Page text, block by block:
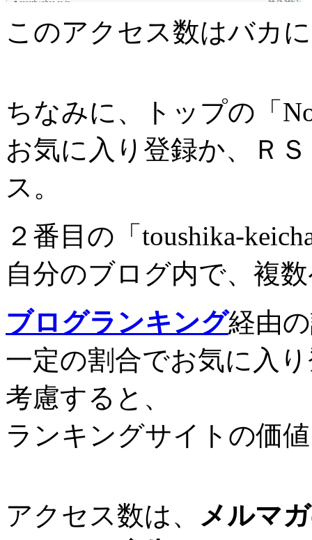
このアクセス数はバカ
ちなみに、トップの「
お気に入り登録か、Ｒ
ス。
２番目の「toushika-
自分のブログ内で、複
ブログランキング経由
一定の割合でお気に入
考慮すると、
ランキングサイトの価
アクセス数は、 メルマ